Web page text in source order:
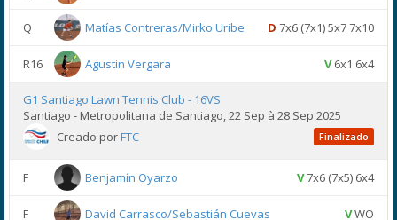
Q Matías Contreras/Mirko Uribe D 7x6 (7x1) 5x7 7x10
R16 Agustin Vergara V6x1 6x4
G1 Santiago Lawn Tennis Club - 16VS
Santiago - Metropolitana de Santiago, 22 Sep à 28 Sep 2025
Creado porFTC Finalizado
F Benjamín Oyarzo V7x6 (7x5) 6x4
F David Carrasco/Sebastián Cuevas VWO